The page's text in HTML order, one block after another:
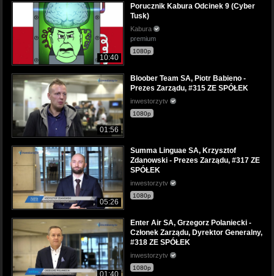
10:40
Porucznik Kabura Odcinek 9 (Cyber
Tusk)
Kabura
premium
1080p
01:56
Bloober Team SA, Piotr Babieno -
Prezes Zarządu, #315 ZE SPÓŁEK
inwestorzytv
1080p
05:26
Summa Linguae SA, Krzysztof
Zdanowski - Prezes Zarządu, #317 ZE
SPÓŁEK
inwestorzytv
1080p
Enter Air SA, Grzegorz Polaniecki -
Członek Zarządu, Dyrektor Generalny,
#318 ZE SPÓŁEK
inwestorzytv
1080p